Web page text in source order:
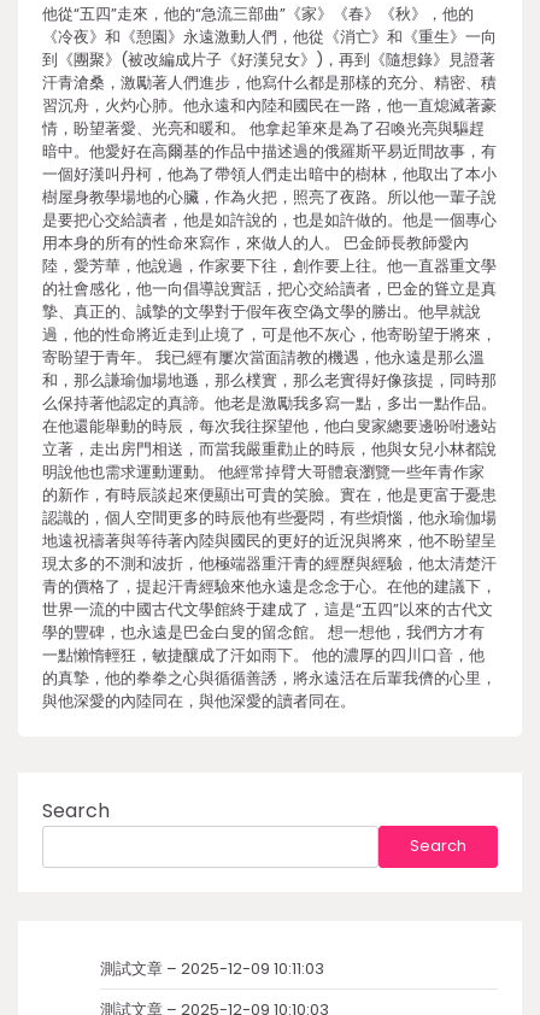
他從“五四”走來，他的“急流三部曲”《家》《春》《秋》，他的
《冷夜》和《憩園》永遠激動人們，他從《消亡》和《重生》一向
到《團聚》(被改編成片子《好漢兒女》)，再到《隨想錄》見證著
汗青滄桑，激勵著人們進步，他寫什么都是那樣的充分、精密、積
習沉舟，火灼心肺。他永遠和內陸和國民在一路，他一直熄滅著豪
情，盼望著愛、光亮和暖和。 他拿起筆來是為了召喚光亮與驅趕
暗中。他愛好在高爾基的作品中描述過的俄羅斯平易近間故事，有
一個好漢叫丹柯，他為了帶領人們走出暗中的樹林，他取出了本小
樹屋身教學場地的心臟，作為火把，照亮了夜路。所以他一輩子說
是要把心交給讀者，他是如許說的，也是如許做的。他是一個專心
用本身的所有的性命來寫作，來做人的人。 巴金師長教師愛內
陸，愛芳華，他說過，作家要下往，創作要上往。他一直器重文學
的社會感化，他一向倡導說實話，把心交給讀者，巴金的聳立是真
摯、真正的、誠摯的文學對于假年夜空偽文學的勝出。他早就說
過，他的性命將近走到止境了，可是他不灰心，他寄盼望于將來，
寄盼望于青年。 我已經有屢次當面請教的機遇，他永遠是那么溫
和，那么謙瑜伽場地遜，那么樸實，那么老實得好像孩提，同時那
么保持著他認定的真諦。他老是激勵我多寫一點，多出一點作品。
在他還能舉動的時辰，每次我往探望他，他白叟家總要邊吩咐邊站
立著，走出房門相送，而當我嚴重勸止的時辰，他與女兒小林都說
明說他也需求運動運動。 他經常掉臂大哥體衰瀏覽一些年青作家
的新作，有時辰談起來便顯出可貴的笑臉。實在，他是更富于憂患
認識的，個人空間更多的時辰他有些憂悶，有些煩惱，他永瑜伽場
地遠祝禱著與等待著內陸與國民的更好的近況與將來，他不盼望呈
現太多的不測和波折，他極端器重汗青的經歷與經驗，他太清楚汗
青的價格了，提起汗青經驗來他永遠是念念于心。在他的建議下，
世界一流的中國古代文學館終于建成了，這是“五四”以來的古代文
學的豐碑，也永遠是巴金白叟的留念館。 想一想他，我們方才有
一點懶惰輕狂，敏捷釀成了汗如雨下。 他的濃厚的四川口音，他
的真摯，他的拳拳之心與循循善誘，將永遠活在后輩我儕的心里，
與他深愛的內陸同在，與他深愛的讀者同在。
Search
Search
測試文章 – 2025-12-09 10:11:03
測試文章 – 2025-12-09 10:10:03